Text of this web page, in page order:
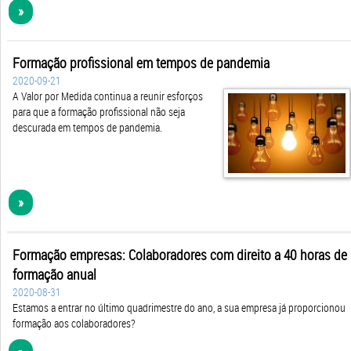
»
Formação profissional em tempos de pandemia
2020-09-21
A Valor por Medida continua a reunir esforços
para que a formação profissional não seja
descurada em tempos de pandemia.
»
Formação empresas: Colaboradores com direito a 40 horas de
formação anual
2020-08-31
Estamos a entrar no último quadrimestre do ano, a sua empresa já proporcionou
formação aos colaboradores?